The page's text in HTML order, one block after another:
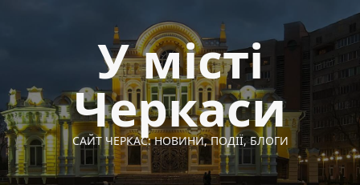
У місті
Черкаси
САЙТ ЧЕРКАС: НОВИНИ, ПОДІЇ, БЛОГИ